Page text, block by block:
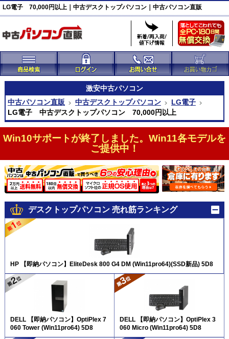
LG電子 70,000円以上｜中古デスクトップパソコン｜中古パソコン直販
激安中古パソコン
中古パソコン直販
中古デスクトップパソコン
LG電子
LG電子 中古デスクトップパソコン 70,000円以上
Win10サポートが終了しました。Win11各モデルを
ご提供中！
デスクトップパソコン 売れ筋ランキング
HP 【即納パソコン】EliteDesk 800 G4 DM (Win11pro64)(SSD新品) 5D8
DELL 【即納パソコン】OptiPlex 7
060 Tower (Win11pro64) 5D8
DELL 【即納パソコン】OptiPlex 3
060 Micro (Win11pro64) 5D8